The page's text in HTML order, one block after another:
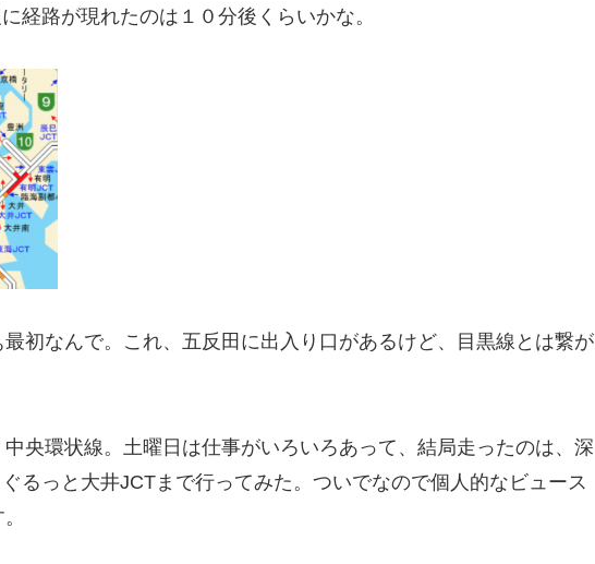
経路が現れたのは１０分後くらいかな。
初なんで。これ、五反田に出入り口があるけど、目黒線とは繋が
央環状線。土曜日は仕事がいろいろあって、結局走ったのは、深
るっと大井JCTまで行ってみた。ついでなので個人的なビュース